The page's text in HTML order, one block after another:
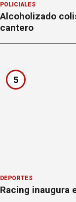
POLICIALES
Alcoholizado
cantero
5
DEPORTES
Racing inaugura